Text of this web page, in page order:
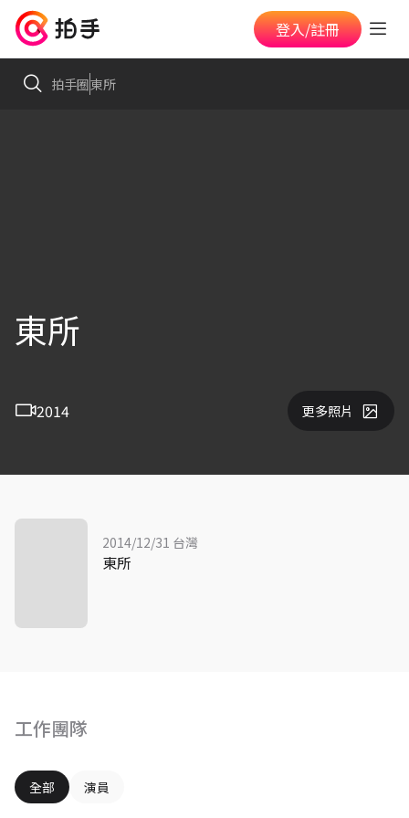
登入/註冊
拍手圈東所
東所
2014 更多照片
工作團隊
全部 演員
2014/12/31 台灣
東所